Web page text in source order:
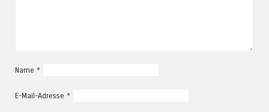
Name *
E-Mail-Adresse *